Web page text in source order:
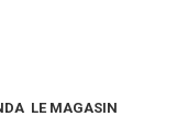
LE MAGASIN